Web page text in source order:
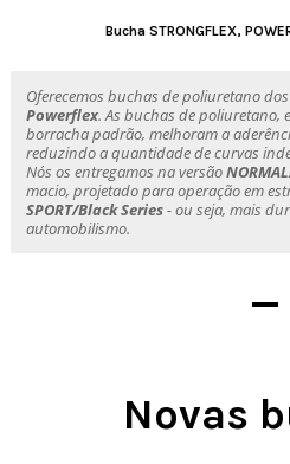
Bucha STRONGFLEX,
Oferecemos buchas de poliuretano
Powerflex. As buchas de poliuretano,
borracha padrão, melhoram a
reduzindo a quantidade de curvas
Nós os entregamos na versão
macio, projetado para operação em
SPORT/Black Series- ou seja, mais
automobilismo.
Novas